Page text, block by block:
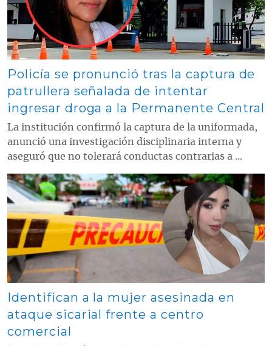
Policía se pronunció tras la captura de
patrullera señalada de intentar
ingresar droga a la Permanente Central
La institución confirmó la captura de la uniformada,
anunció una investigación disciplinaria interna y
aseguró que no tolerará conductas contrarias a ...
Contenido multimedia principal
Identifican a la mujer asesinada en
ataque sicarial frente a centro
comercial